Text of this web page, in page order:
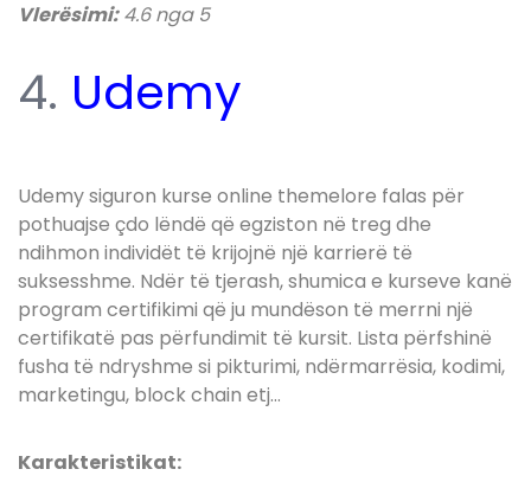
Vlerësimi:4.6 nga 5
4. Udemy
Udemy siguron kurse online themelore falas për
pothuajse çdo lëndë që egziston në treg dhe
ndihmon individët të krijojnë një karrierë të
suksesshme. Ndër të tjerash, shumica e kurseve kanë
program certifikimi që ju mundëson të merrni një
certifikatë pas përfundimit të kursit. Lista përfshinë
fusha të ndryshme si pikturimi, ndërmarrësia, kodimi,
marketingu, block chain etj…
Karakteristikat: